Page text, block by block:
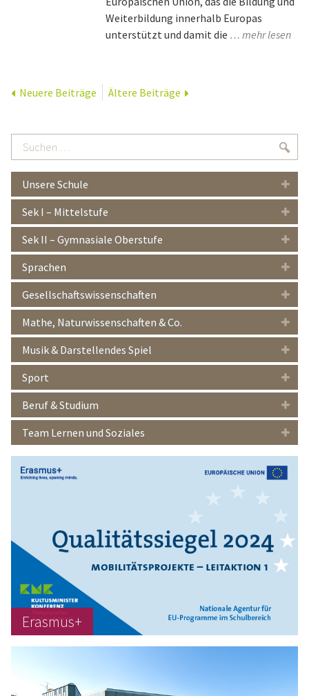
Weiterbildung innerhalb Europas
unterstützt und damit die … mehr lesen
Neuere Beiträge Ältere Beiträge
Suchen
…
Unsere Schule
Sek I – Mittelstufe
Sek II – Gymnasiale Oberstufe
Sprachen
Gesellschaftswissenschaften
Mathe, Naturwissenschaften & Co.
Musik & Darstellendes Spiel
Sport
Beruf & Studium
Team Lernen und Soziales
Erasmus+